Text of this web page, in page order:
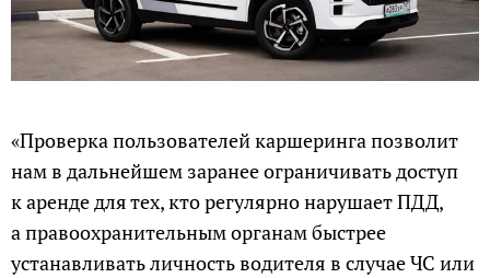
«Проверка пользователей каршеринга позволит
нам в дальнейшем заранее ограничивать доступ
к аренде для тех, кто регулярно нарушает ПДД,
а правоохранительным органам быстрее
устанавливать личность водителя в случае ЧС или